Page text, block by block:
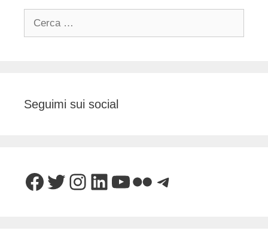
Seguimi sui social
Facebook
Twitter
Instagram
LinkedIn
YouTube
FlickrTelegram